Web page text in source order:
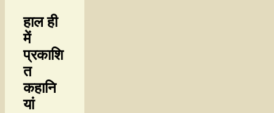
हाल ही
में
प्रकाशि
त
कहानि
यां